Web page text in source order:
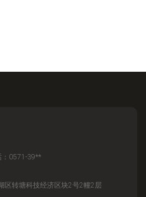
：0571-39**
区转塘科技经济区块2号2幢2层